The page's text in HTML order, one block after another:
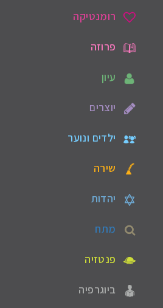
רומנטיקה
פרוזה
עיון
יוצרים
ילדים ונוער
שירה
יהדות
מתח
פנטזיה
ביוגרפיה